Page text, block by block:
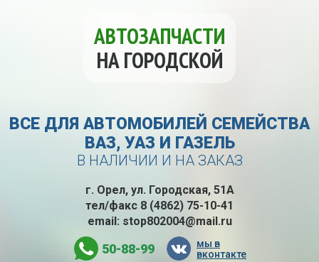
АВТОЗАПЧАСТИ
НА ГОРОДСКОЙ
ВСЕ ДЛЯ АВТОМОБИЛЕЙ СЕМЕЙСТВА
ВАЗ, УАЗ И ГАЗЕЛЬ
В НАЛИЧИИ И НА ЗАКАЗ
г. Орел, ул. Городская, 51А
тел/факс 8 (4862) 75-10-41
email: stop802004@mail.ru
50-88-99
мы в
вконтакте